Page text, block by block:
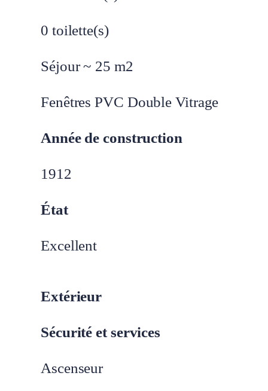
0 toilette(s)
Séjour ~ 25 m2
FenêtresPVC Double Vitrage
Année de construction
1912
État
Excellent
Extérieur
Sécurité et services
Ascenseur